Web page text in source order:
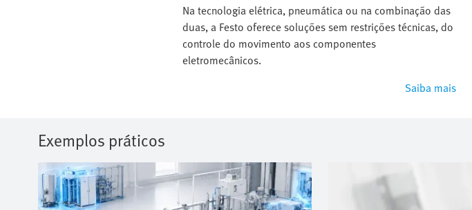
Na tecnologia elétrica, pneumática ou na combinação das
duas, a Festo oferece soluções sem restrições técnicas, do
controle do movimento aos componentes
eletromecânicos.
Saiba mais
Exemplos práticos